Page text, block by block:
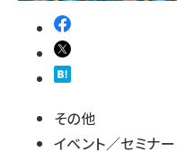
その他
イベント／セミナー